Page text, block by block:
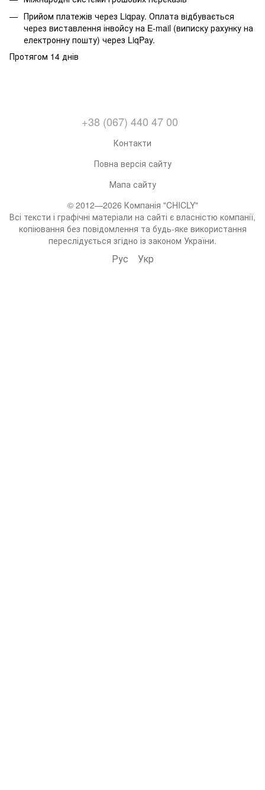
Прийом платежів через Liqpay. Оплата відбувається
через виставлення інвойсу на E-mail (виписку рахунку на
електронну пошту) через LiqPay.
Протягом 14 днів
+38 (067) 440 47 00
Контакти
Повна версія сайту
Мапа сайту
© 2012—2026 Компанія "CHICLY"
Всі тексти і графічні матеріали на сайті є власністю компанії,
копіювання без повідомлення та будь-яке використання
переслідується згідно із законом України.
Рус Укр